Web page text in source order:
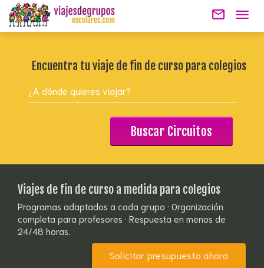
mail_outline
Encuentra tu viaje de fin de curso para colegios
¿A dónde quieres viajar?
Buscar Circuitos
Viajes de fin de curso a medida para colegios
Programas adaptados a cada grupo · Organización
completa para profesores · Respuesta en menos de
24/48 horas.
Solicitar presupuesto ahora